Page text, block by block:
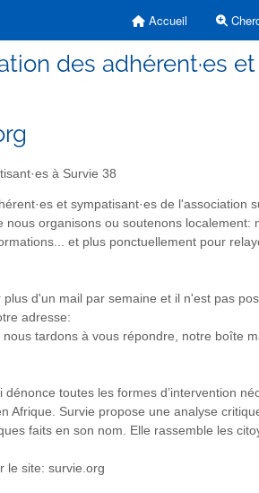
Accueil
des adhérent·es
à Survie 38
et sympatisant·es de l'association
organisons ou soutenons
et plus ponctuellement pour
d'un mail par semaine et il n'est pas
adresse:
tardons à vous répondre, notre boîte
toutes les formes d’intervention
Afrique. Survie propose une analyse
faits en son nom. Elle rassemble les
le site: survie.org